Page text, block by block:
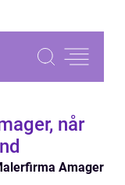
når
Amager